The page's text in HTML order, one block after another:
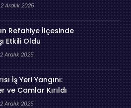
2 Aralık 2025
Refahiye İlçesinde
Etkili Oldu
2 Aralık 2025
İş Yeri Yangını:
ve Camlar Kırıldı
2 Aralık 2025